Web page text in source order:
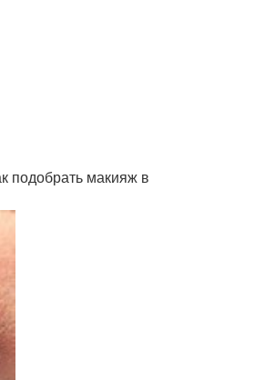
подобрать макияж в